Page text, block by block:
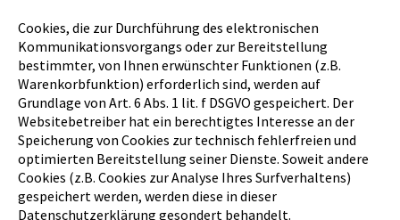
Cookies, die zur Durchführung des elektronischen
Kommunikationsvorgangs oder zur Bereitstellung
bestimmter, von Ihnen erwünschter Funktionen (z.B.
Warenkorbfunktion) erforderlich sind, werden auf
Grundlage von Art. 6 Abs. 1 lit. f DSGVO gespeichert. Der
Websitebetreiber hat ein berechtigtes Interesse an der
Speicherung von Cookies zur technisch fehlerfreien und
optimierten Bereitstellung seiner Dienste. Soweit andere
Cookies (z.B. Cookies zur Analyse Ihres Surfverhaltens)
gespeichert werden, werden diese in dieser
Datenschutzerklärung gesondert behandelt.